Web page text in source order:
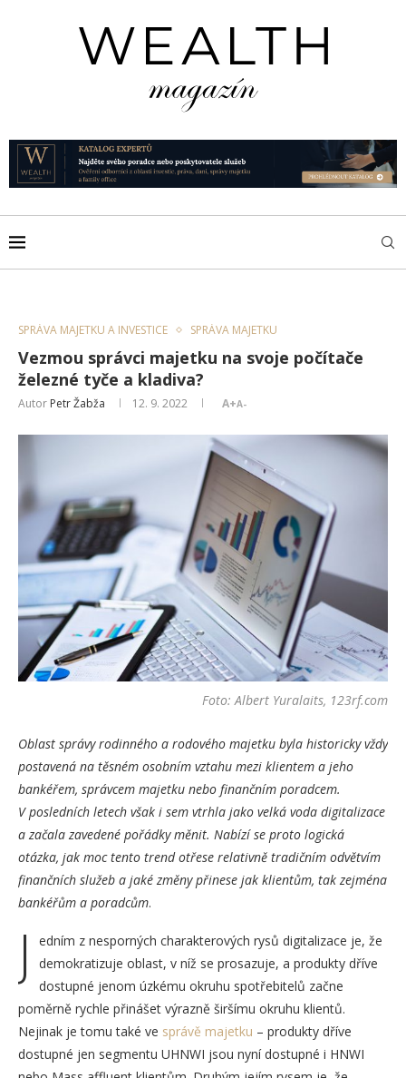
SPRÁVA MAJETKU A INVESTICE SPRÁVA MAJETKU
Vezmou správci majetku na svoje počítače
železné tyče a kladiva?
Autor Petr Žabža 12. 9. 2022 A+A-
Foto: Albert Yuralaits, 123rf.com
Oblast správy rodinného a rodového majetku byla historicky vždy
postavená na těsném osobním vztahu mezi klientem a jeho
bankéřem, správcem majetku nebo finančním poradcem.
V posledních letech však i sem vtrhla jako velká voda digitalizace
a začala zavedené pořádky měnit. Nabízí se proto logická
otázka, jak moc tento trend otřese relativně tradičním odvětvím
finančních služeb a jaké změny přinese jak klientům, tak zejména
bankéřům a poradcům.
J
edním z nesporných charakterových rysů digitalizace je, že
demokratizuje oblast, v níž se prosazuje, a produkty dříve
dostupné jenom úzkému okruhu spotřebitelů začne
poměrně rychle přinášet výrazně širšímu okruhu klientů.
Nejinak je tomu také ve správě majetku – produkty dříve
dostupné jen segmentu UHNWI jsou nyní dostupné i HNWI